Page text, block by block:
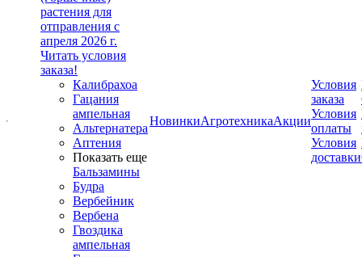
растения для
отправления с
апреля 2026 г.
Читать условия
заказа!
Калибрахоа
Гацания
ампельная
Альтернатера
Аптения
Показать еще
Бальзамины
Будра
Вербейник
Вербена
Гвоздика
ампельная
НовинкиАгротехникаАкции
Условия
заказа
Условия
оплаты
Условия
доставки